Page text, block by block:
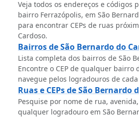
Veja todos os endereços e códigos
bairro Ferrazópolis, em São
para encontrar CEPs de ruas
Cardoso.
Bairros de São Bernardo do
Lista completa dos bairros de São
Encontre o CEP de qualquer bairro
navegue pelos logradouros de
Ruas e CEPs de São Bernardo
Pesquise por nome de rua,
qualquer logradouro em São